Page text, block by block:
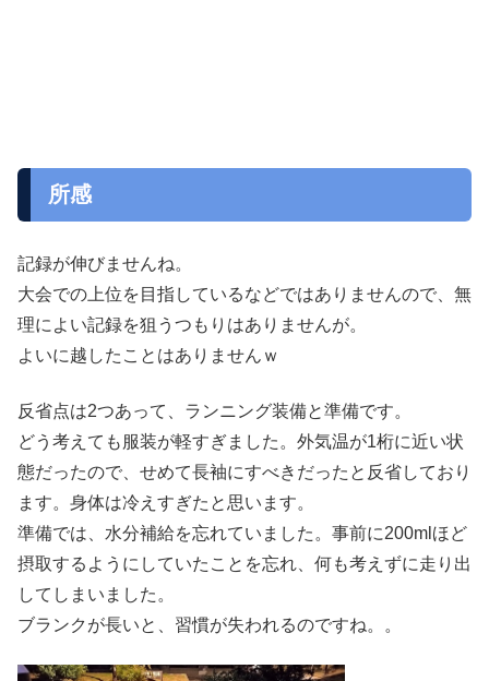
所感
記録が伸びませんね。
大会での上位を目指しているなどではありませんので、無
理によい記録を狙うつもりはありませんが。
よいに越したことはありませんｗ
反省点は2つあって、ランニング装備と準備です。
どう考えても服装が軽すぎました。外気温が1桁に近い状
態だったので、せめて長袖にすべきだったと反省しており
ます。身体は冷えすぎたと思います。
準備では、水分補給を忘れていました。事前に200mlほど
摂取するようにしていたことを忘れ、何も考えずに走り出
してしまいました。
ブランクが長いと、習慣が失われるのですね。。